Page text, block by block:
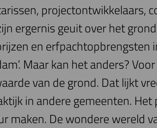
projectontwikkelaars,
ergernis geuit over het
en erfpachtopbrengsten
Maar kan het anders?
van de grond. Dat lijkt
in andere gemeenten.
maken. De wondere wereld